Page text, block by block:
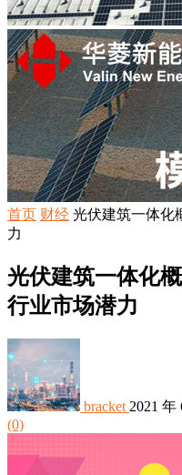
首页 财经 光伏建筑一体化
力
光伏建筑一体化
行业市场潜力
bracket 2021 年
(0)